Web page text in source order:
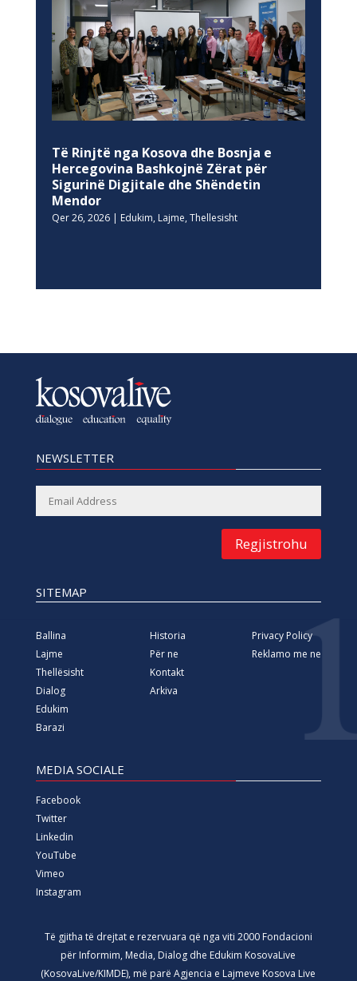
Të Rinjtë nga Kosova dhe Bosnja e
Hercegovina Bashkojnë Zërat për
Sigurinë Digjitale dhe Shëndetin
Mendor
Qer 26, 2026| Edukim, Lajme, Thellesisht
NEWSLETTER
Regjistrohu
SITEMAP
Ballina
Lajme
Thellësisht
Dialog
Edukim
Barazi
Historia
Për ne
Kontakt
Arkiva
Privacy Policy
Reklamo me ne
MEDIA SOCIALE
Facebook
Twitter
Linkedin
YouTube
Vimeo
Instagram
Të gjitha të drejtat e rezervuara që nga viti 2000 Fondacioni
për Informim, Media, Dialog dhe Edukim KosovaLive
(KosovaLive/KIMDE), më parë Agjencia e Lajmeve Kosova Live